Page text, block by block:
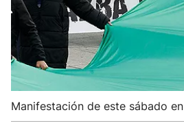
Manifestación de este sábado